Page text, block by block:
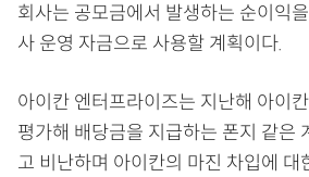
회사는 공모금에서 발생하는 순이익
사 운영 자금으로 사용할 계획이다.
아이칸 엔터프라이즈는 지난해 아이
평가해 배당금을 지급하는 폰지 같은
고 비난하며 아이칸의 마진 차입에 대